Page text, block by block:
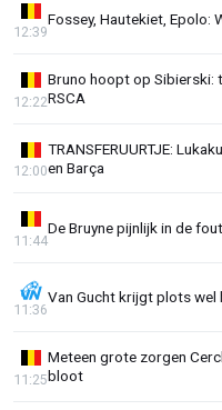
Fossey, Hautekiet, Epolo:
12:39
Bruno hoopt op
RSCA
12:22
TRANSFERUURTJE:
en Barça
12:00
De Bruyne pijnlijk in de
11:44
Van Gucht krijgt plots
11:36
Meteen grote zorgen
bloot
11:25